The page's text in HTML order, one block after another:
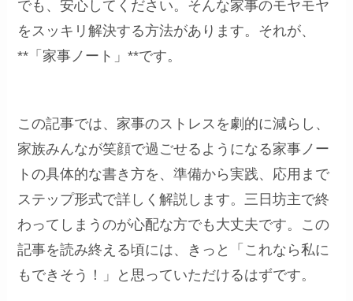
でも、安心してください。そんな家事のモヤモヤ
をスッキリ解決する方法があります。それが、
**「家事ノート」**です。
この記事では、家事のストレスを劇的に減らし、
家族みんなが笑顔で過ごせるようになる家事ノー
トの具体的な書き方を、準備から実践、応用まで
ステップ形式で詳しく解説します。三日坊主で終
わってしまうのが心配な方でも大丈夫です。この
記事を読み終える頃には、きっと「これなら私に
もできそう！」と思っていただけるはずです。